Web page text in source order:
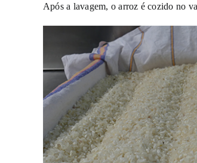
Após a lavagem, o arroz é cozido no